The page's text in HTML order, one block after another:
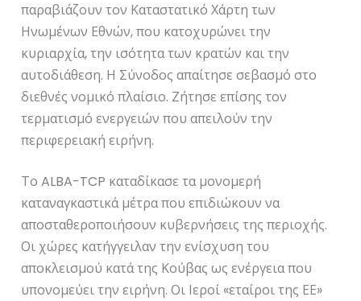
παραβιάζουν τον Καταστατικό Χάρτη των
Ηνωμένων Εθνών, που κατοχυρώνει την
κυριαρχία, την ισότητα των κρατών και την
αυτοδιάθεση. Η Σύνοδος απαίτησε σεβασμό στο
διεθνές νομικό πλαίσιο. Ζήτησε επίσης τον
τερματισμό ενεργειών που απειλούν την
περιφερειακή ειρήνη.
Το ALBA-TCP καταδίκασε τα μονομερή
καταναγκαστικά μέτρα που επιδιώκουν να
αποσταθεροποιήσουν κυβερνήσεις της περιοχής.
Οι χώρες κατήγγειλαν την ενίσχυση του
αποκλεισμού κατά της Κούβας ως ενέργεια που
υπονομεύει την ειρήνη. Οι Ιεροί «εταίροι της ΕΕ»